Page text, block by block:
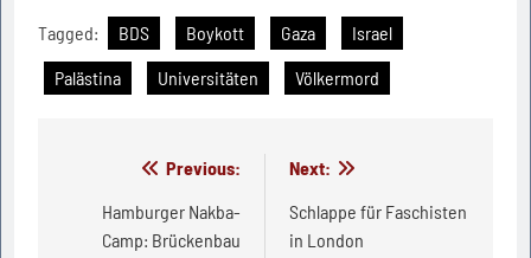
Tagged: BDS Boykott Gaza
Israel
Palästina
Universitäten Völkermord
Beitragsnavigation
Previous:
Hamburger Nakba-
Camp: Brückenbau
Next:
Schlappe für Faschisten
in London